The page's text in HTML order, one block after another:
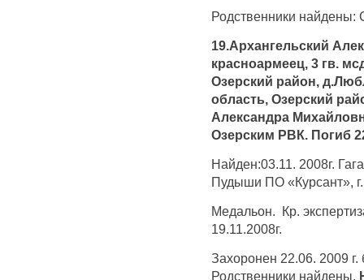
Родственники найдены:
19.Архангельский
красноармеец, 3 гв.
Озерский район,
область, Озерский
Александра
Озерским РВК. Погиб
Найден:03.11. 2008г.
Пудыши ПО «Курсант», г.
Медальон. Кр.
19.11.2008г.
Захоронен 22.06. 2009
Родственники найдены.